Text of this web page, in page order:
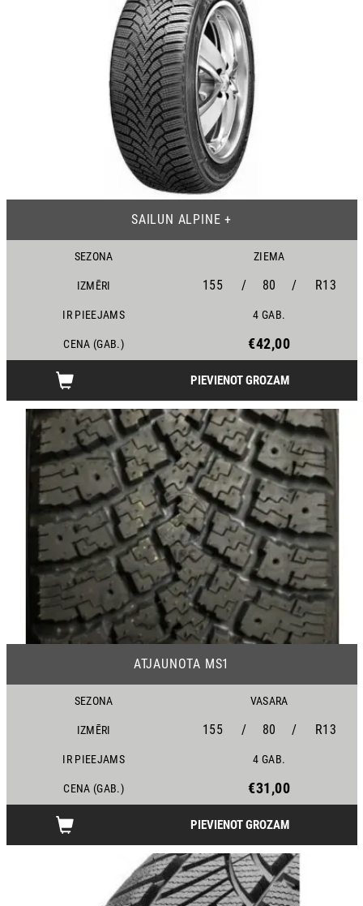
SAILUN ALPINE +
SEZONA ZIEMA
IZMĒRI 155 / 80 / R13
IR PIEEJAMS 4 GAB.
CENA (GAB.) €42,00
PIEVIENOT GROZAM
ATJAUNOTA MS1
SEZONA VASARA
IZMĒRI 155 / 80 / R13
IR PIEEJAMS 4 GAB.
CENA (GAB.) €31,00
PIEVIENOT GROZAM